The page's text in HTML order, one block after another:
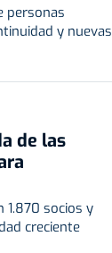
personas
y nuevas
de las
1.870 socios y
creciente